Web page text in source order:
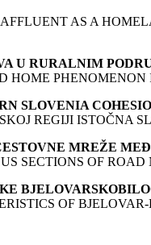
AS A
U RURALNIM
HOME
SLOVENIA
REGIJI ISTOČNA
MREŽE
SECTIONS OF
OF